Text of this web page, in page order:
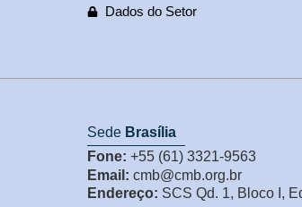
Dados do Setor
Sede Brasília
Fone: +55 (61) 3321-9563
Email: cmb@cmb.org.br
Endereço: SCS Qd. 1, Bloco I,